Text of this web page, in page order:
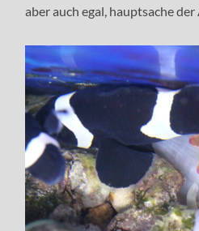
aber auch egal, hauptsache